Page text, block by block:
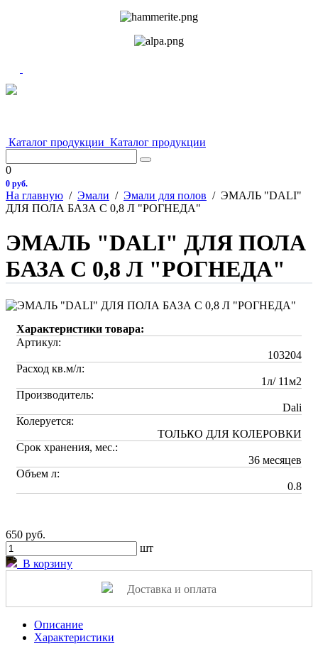
Каталог продукции Каталог продукции
0
0 руб.
На главную / Эмали / Эмали для полов / ЭМАЛЬ "DALI"
ДЛЯ ПОЛА БАЗА С 0,8 Л "РОГНЕДА"
ЭМАЛЬ "DALI" ДЛЯ ПОЛА
БАЗА С 0,8 Л "РОГНЕДА"
Характеристики товара:
Артикул:
103204
Расход кв.м/л:
1л/ 11м2
Производитель:
Dali
Колеруется:
ТОЛЬКО ДЛЯ КОЛЕРОВКИ
Срок хранения, мес.:
36 месяцев
Объем л:
0.8
650 руб.
шт
В корзину
Доставка и оплата
Описание
Характеристики